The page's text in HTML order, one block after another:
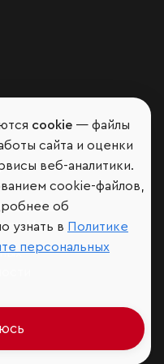
,Max
,Max
cookie — файлы
сайта и оценки
веб-аналитики.
cookie-файлов,
об
узнать в Политике
персональных